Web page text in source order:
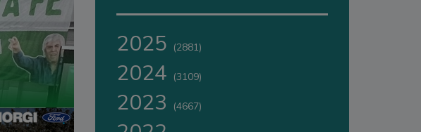
2025 (2881)
2024 (3109)
2023 (4667)